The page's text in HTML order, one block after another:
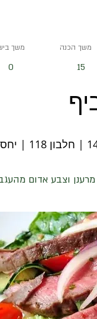
משך
0
משך הכנה
15
וצבע אדום